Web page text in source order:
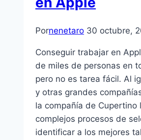
Pornenetaro 30 octubre,
Conseguir trabajar en
de miles de personas en
pero no es tarea fácil. Al
y otras grandes
la compañía de Cupertino
complejos procesos de
identificar a los mejores